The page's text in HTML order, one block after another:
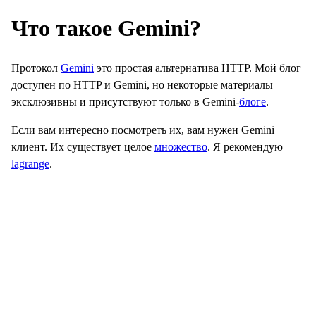
Что такое Gemini?
Протокол Gemini это простая альтернатива HTTP. Мой блог
доступен по HTTP и Gemini, но некоторые материалы
эксклюзивны и присутствуют только в Gemini-блоге.
Если вам интересно посмотреть их, вам нужен Gemini
клиент. Их существует целое множество. Я рекомендую
lagrange.